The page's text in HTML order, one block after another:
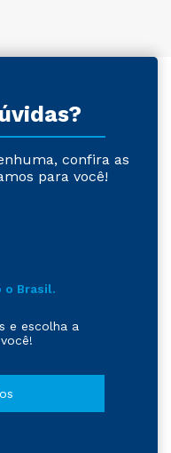
confira as
para você!
o Brasil.
e escolha a